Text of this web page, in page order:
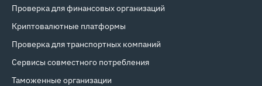
Проверка для финансовых организаций
Криптовалютные платформы
Проверка для транспортных компаний
Сервисы совместного потребления
Таможенные организации